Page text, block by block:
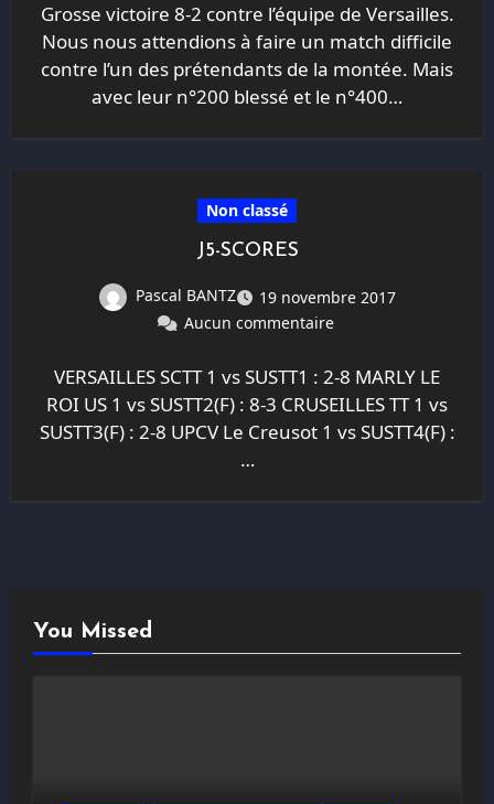
Grosse victoire 8-2 contre l’équipe de Versailles.
Nous nous attendions à faire un match difficile
contre l’un des prétendants de la montée. Mais
avec leur n°200 blessé et le n°400…
Non classé
J5-SCORES
Pascal BANTZ
19 novembre 2017
Aucun commentaire
VERSAILLES SCTT 1 vs SUSTT1 : 2-8 MARLY LE
ROI US 1 vs SUSTT2(F) : 8-3 CRUSEILLES TT 1 vs
SUSTT3(F) : 2-8 UPCV Le Creusot 1 vs SUSTT4(F) :
…
You Missed